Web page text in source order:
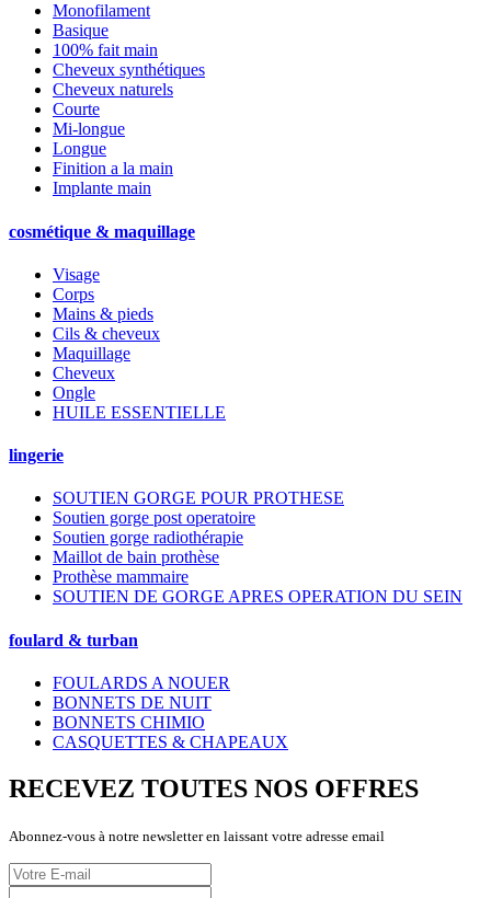
Monofilament
Basique
100% fait main
Cheveux synthétiques
Cheveux naturels
Courte
Mi-longue
Longue
Finition a la main
Implante main
cosmétique & maquillage
Visage
Corps
Mains & pieds
Cils & cheveux
Maquillage
Cheveux
Ongle
HUILE ESSENTIELLE
lingerie
SOUTIEN GORGE POUR PROTHESE
Soutien gorge post operatoire
Soutien gorge radiothérapie
Maillot de bain prothèse
Prothèse mammaire
SOUTIEN DE GORGE APRES OPERATION DU SEIN
foulard & turban
FOULARDS A NOUER
BONNETS DE NUIT
BONNETS CHIMIO
CASQUETTES & CHAPEAUX
RECEVEZ TOUTES NOS OFFRES
Abonnez-vous à notre newsletter en laissant votre adresse email